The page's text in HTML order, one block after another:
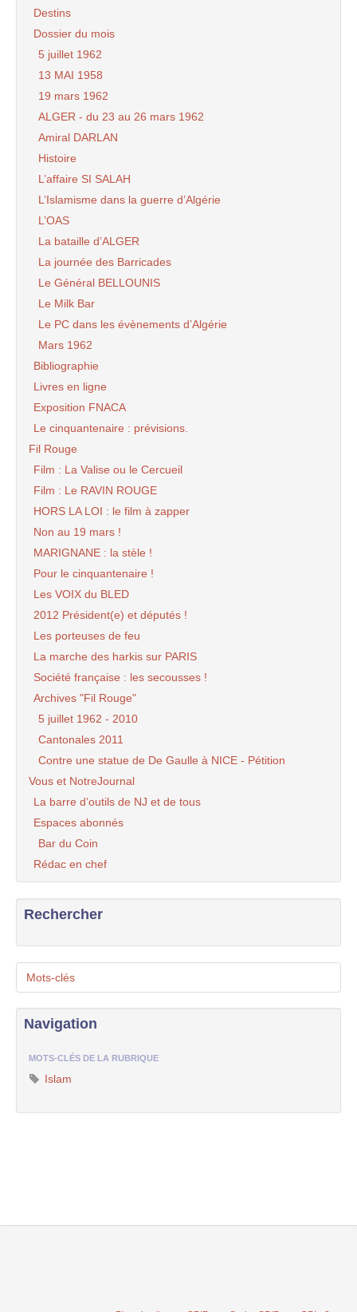
Destins
Dossier du mois
5 juillet 1962
13 MAI 1958
19 mars 1962
ALGER - du 23 au 26 mars 1962
Amiral DARLAN
Histoire
L’affaire SI SALAH
L’Islamisme dans la guerre d’Algérie
L’OAS
La bataille d’ALGER
La journée des Barricades
Le Général BELLOUNIS
Le Milk Bar
Le PC dans les évènements d’Algérie
Mars 1962
Bibliographie
Livres en ligne
Exposition FNACA
Le cinquantenaire : prévisions.
Fil Rouge
Film : La Valise ou le Cercueil
Film : Le RAVIN ROUGE
HORS LA LOI : le film à zapper
Non au 19 mars !
MARIGNANE : la stèle !
Pour le cinquantenaire !
Les VOIX du BLED
2012 Président(e) et députés !
Les porteuses de feu
La marche des harkis sur PARIS
Société française : les secousses !
Archives "Fil Rouge"
5 juillet 1962 - 2010
Cantonales 2011
Contre une statue de De Gaulle à NICE - Pétition
Vous et NotreJournal
La barre d’outils de NJ et de tous
Espaces abonnés
Bar du Coin
Rédac en chef
Rechercher
Mots-clés
Navigation
MOTS-CLÉS DE LA RUBRIQUE
Islam